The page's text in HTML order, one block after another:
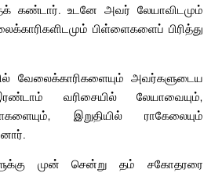
கண்டார். உடனே அவர் லேயாவிடமும்
பிள்ளைகளைப் பிரித்து
வேலைக்காரிகளையும் அவர்களுடைய
வரிசையில் லேயாவையும்,
இறுதியில் ராகேலையும்
முன் சென்று தம் சகோதரரை